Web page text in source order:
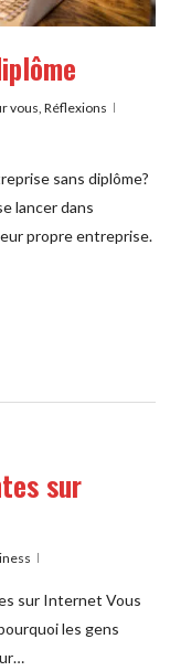
vous,Réflexions
sans diplôme?
lancer dans
propre entreprise.
sur
sur Internet Vous
les gens